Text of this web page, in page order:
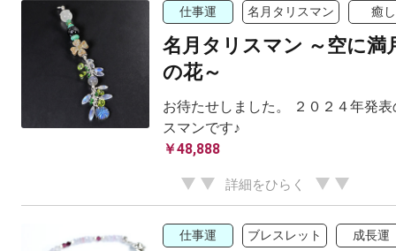
仕事運 名月タリスマン 癒し
名月タリスマン ～空に満
の花～
お待たせしました。 ２０２４年発
スマンです♪
￥48,888
詳細をひらく
仕事運 ブレスレット 成長運